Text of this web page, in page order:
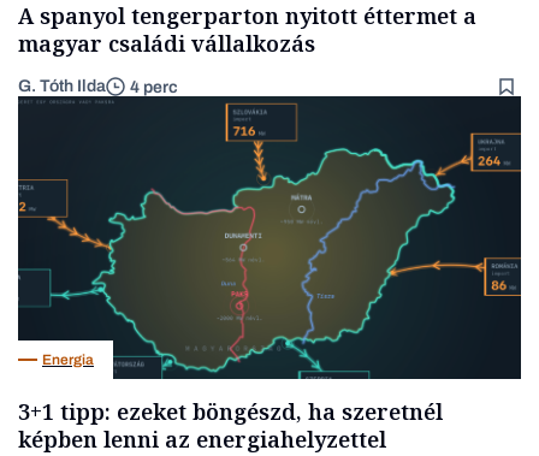
A spanyol tengerparton nyitott éttermet a
magyar családi vállalkozás
G. Tóth Ilda 4 perc
Energia
3+1 tipp: ezeket böngészd, ha szeretnél
képben lenni az energiahelyzettel